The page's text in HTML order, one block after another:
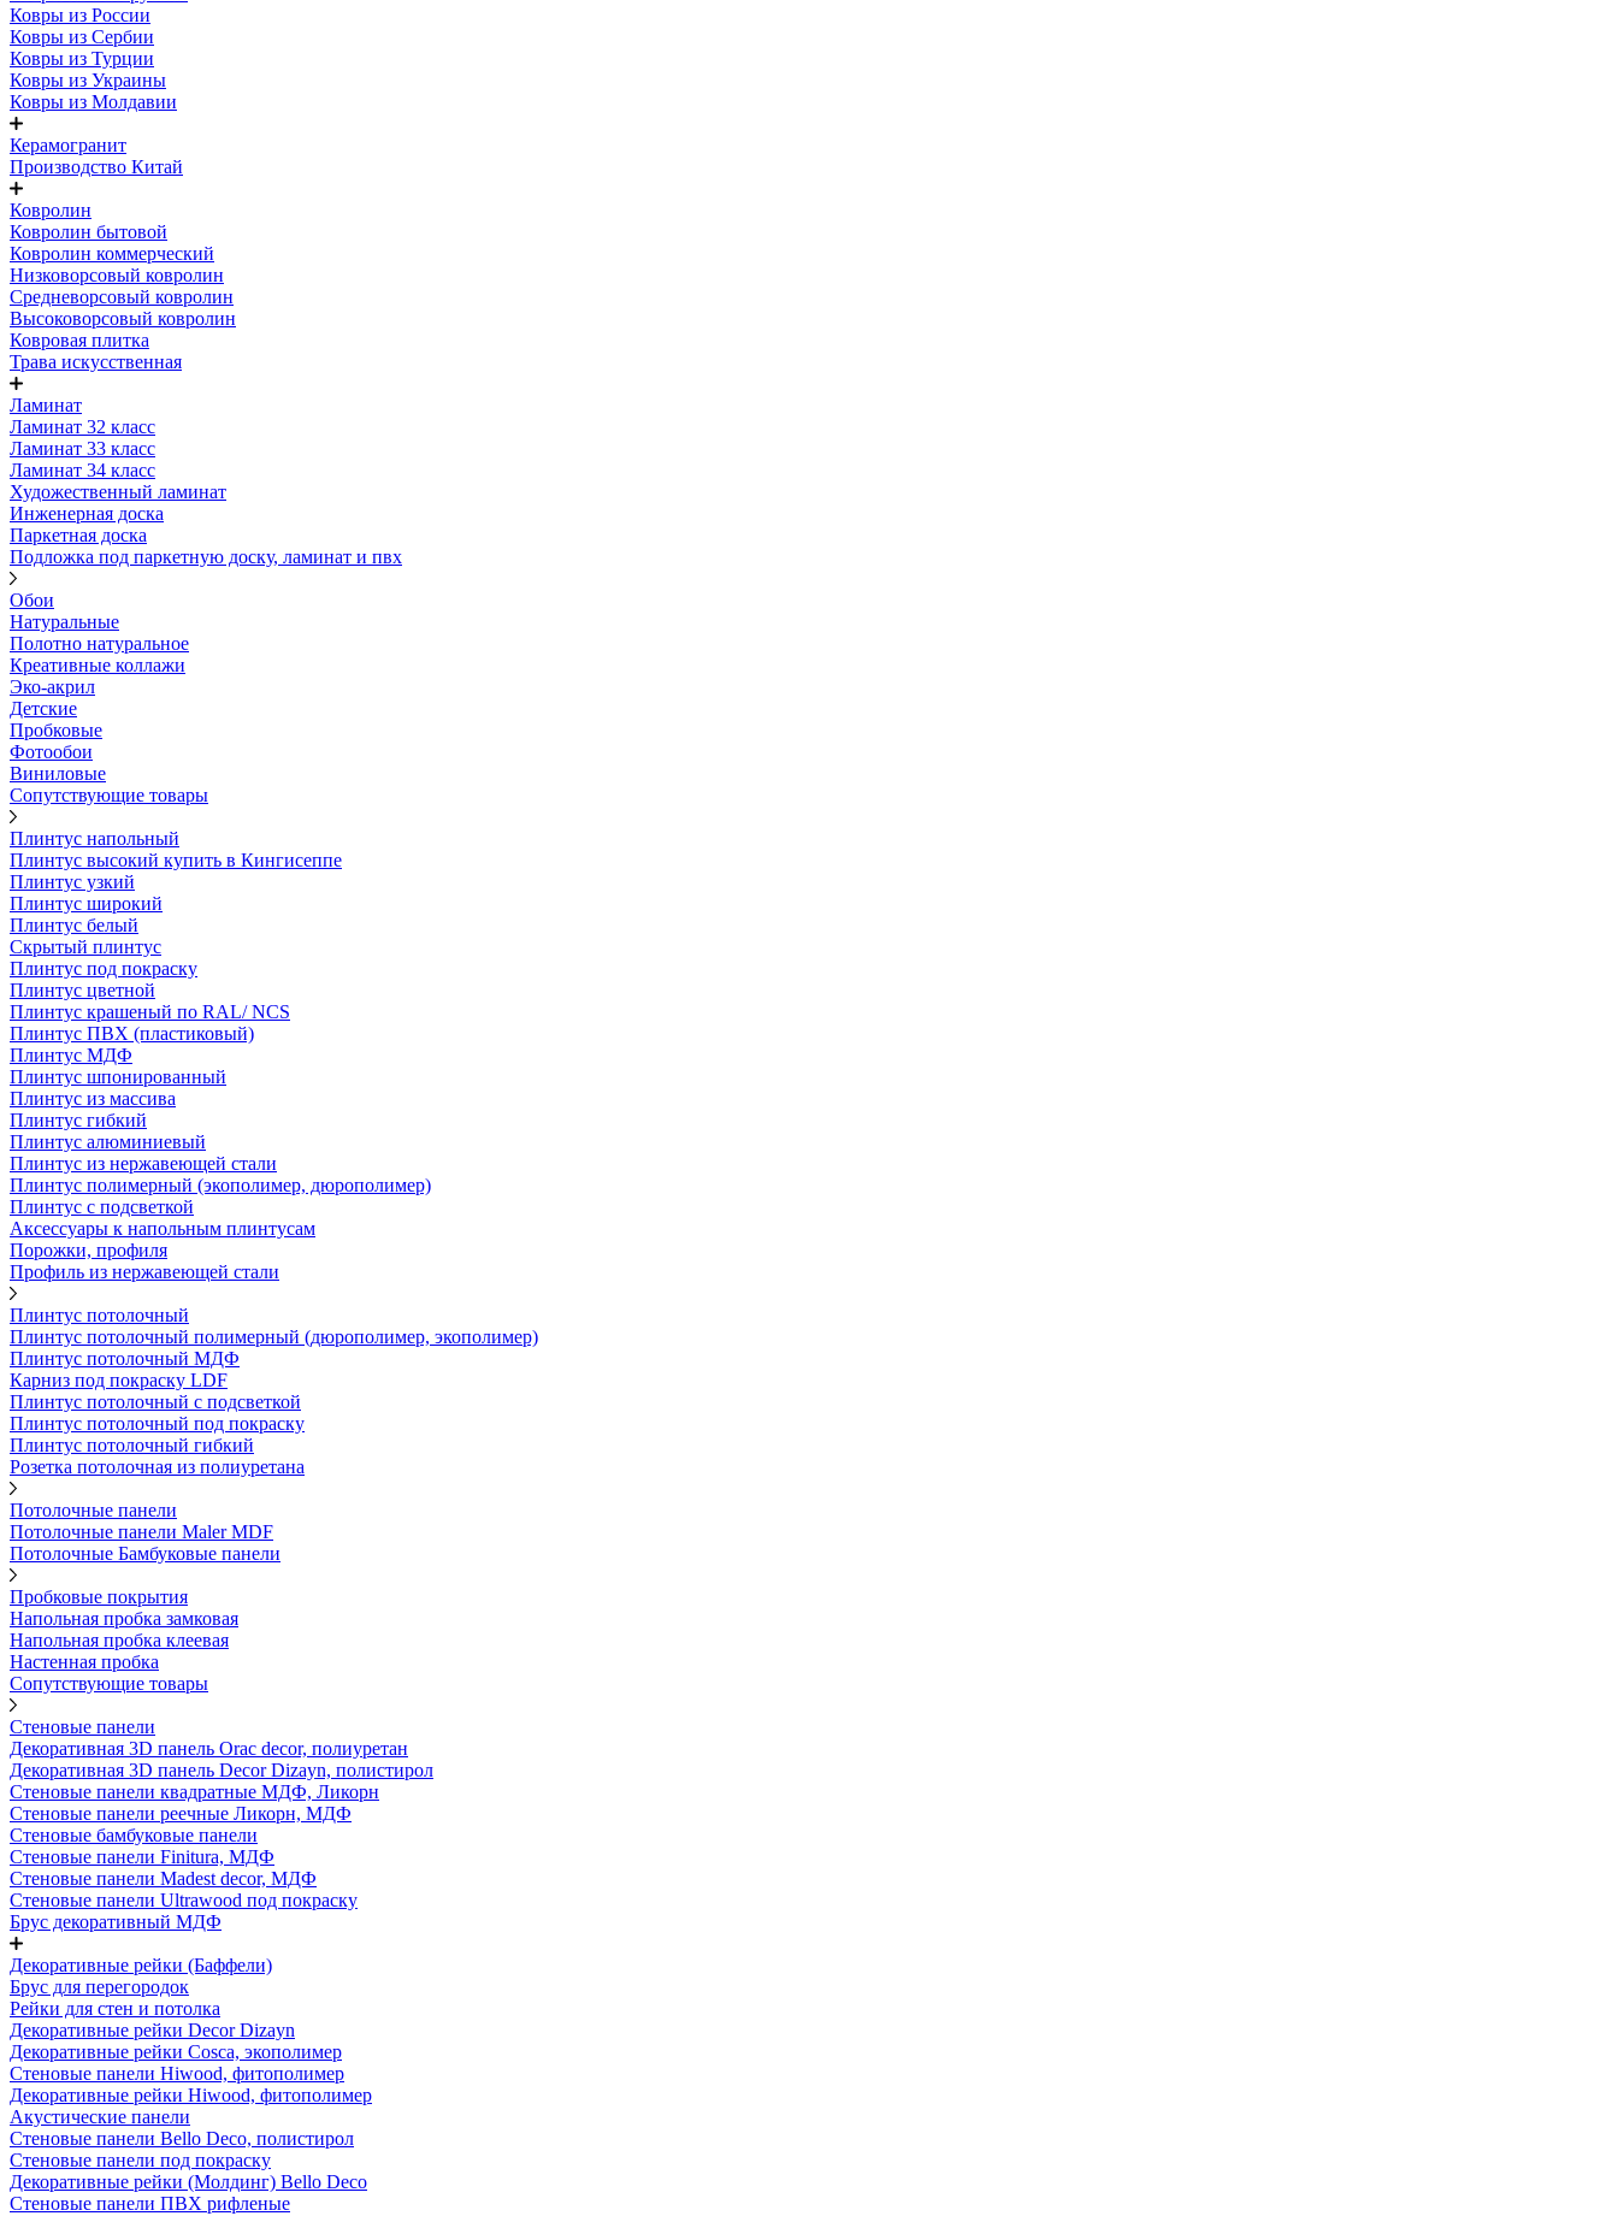
Ковры из России
Ковры из Сербии
Ковры из Турции
Ковры из Украины
Ковры из Молдавии
Керамогранит
Производство Китай
Ковролин
Ковролин бытовой
Ковролин коммерческий
Низковорсовый ковролин
Средневорсовый ковролин
Высоковорсовый ковролин
Ковровая плитка
Трава искусственная
Ламинат
Ламинат 32 класс
Ламинат 33 класс
Ламинат 34 класс
Художественный ламинат
Инженерная доска
Паркетная доска
Подложка под паркетную доску, ламинат и пвх
Обои
Натуральные
Полотно натуральное
Креативные коллажи
Эко-акрил
Детские
Пробковые
Фотообои
Виниловые
Сопутствующие товары
Плинтус напольный
Плинтус высокий купить в Кингисеппе
Плинтус узкий
Плинтус широкий
Плинтус белый
Скрытый плинтус
Плинтус под покраску
Плинтус цветной
Плинтус крашеный по RAL/ NCS
Плинтус ПВХ (пластиковый)
Плинтус МДФ
Плинтус шпонированный
Плинтус из массива
Плинтус гибкий
Плинтус алюминиевый
Плинтус из нержавеющей стали
Плинтус полимерный (экополимер, дюрополимер)
Плинтус с подсветкой
Аксессуары к напольным плинтусам
Порожки, профиля
Профиль из нержавеющей стали
Плинтус потолочный
Плинтус потолочный полимерный (дюрополимер, экополимер)
Плинтус потолочный МДФ
Карниз под покраску LDF
Плинтус потолочный с подсветкой
Плинтус потолочный под покраску
Плинтус потолочный гибкий
Розетка потолочная из полиуретана
Потолочные панели
Потолочные панели Maler MDF
Потолочные Бамбуковые панели
Пробковые покрытия
Напольная пробка замковая
Напольная пробка клеевая
Настенная пробка
Сопутствующие товары
Стеновые панели
Декоративная 3D панель Orac decor, полиуретан
Декоративная 3D панель Decor Dizayn, полистирол
Стеновые панели квадратные МДФ, Ликорн
Стеновые панели реечные Ликорн, МДФ
Стеновые бамбуковые панели
Стеновые панели Finitura, МДФ
Стеновые панели Madest decor, МДФ
Стеновые панели Ultrawood под покраску
Брус декоративный МДФ
Декоративные рейки (Баффели)
Брус для перегородок
Рейки для стен и потолка
Декоративные рейки Decor Dizayn
Декоративные рейки Cosca, экополимер
Стеновые панели Hiwood, фитополимер
Декоративные рейки Hiwood, фитополимер
Акустические панели
Стеновые панели Bello Deco, полистирол
Стеновые панели под покраску
Декоративные рейки (Молдинг) Bello Deco
Стеновые панели ПВХ рифленые